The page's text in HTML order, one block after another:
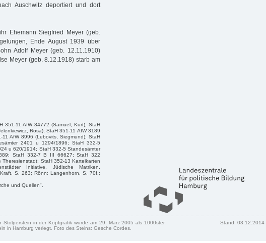
Auschwitz deportiert und dort
Ehemann Siegfried Meyer (geb.
Ende August 1939 über
Adolf Meyer (geb. 12.11.1910)
Meyer (geb. 8.12.1918) starb am
351-11 AfW 34772 (Samuel, Kurt); StaH
Rosa); StaH 351-11 AfW 3189
AfW 8996 (Lebovits, Siegmund); StaH
2401 u 1294/1896; StaH 332-5
u 620/1914; StaH 332-5 Standesämter
StaH 332-7 B III 66627; StaH 322
StaH 352-13 Karteikarten
Initiative, Jüdische Matriken,
S. 263; Rönn: Langenhorn, S. 70f.;
und Quellen".
Stolperstein in der Kopfgrafik wurde am 29. März 2005 als 1000ster
in Hamburg verlegt. Foto des Steins: Gesche Cordes.
Stand: 03.12.2014